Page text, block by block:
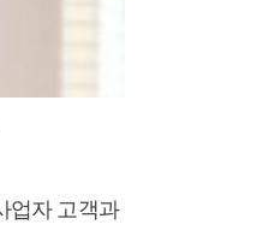
업자 고객과